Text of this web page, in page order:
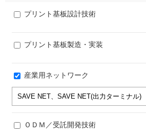
プリント基板設計技術
プリント基板製造・実装
産業用ネットワーク
ＯＤＭ／受託開発技術